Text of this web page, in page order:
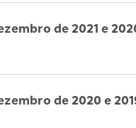
de 2021 e
de 2020 e